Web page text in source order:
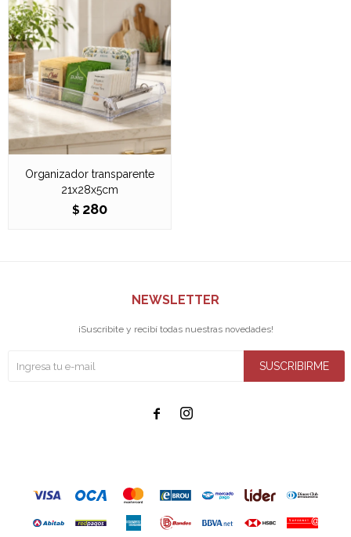
Organizador transparente
21x28x5cm
$ 280
NEWSLETTER
¡Suscribite y recibí todas nuestras novedades!
SUSCRIBIRME
 